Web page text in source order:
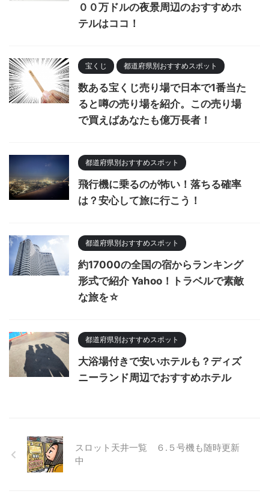
００万ドルの夜景周辺のおすすめホ
テルはココ！
宝くじ 都道府県別おすすめスポット
数ある宝くじ売り場で日本で1番当た
ると噂の売り場を紹介。この売り場
で買えばあなたも億万長者！
都道府県別おすすめスポット
飛行機に乗るのが怖い！落ちる確率
は？安心して旅に行こう！
都道府県別おすすめスポット
約17000の全国の宿からランキング
形式で紹介 Yahoo！トラベルで素敵
な旅を☆
都道府県別おすすめスポット
大浴場付きで安いホテルも？ディズ
ニーランド周辺でおすすめホテル
スロット天井一覧 ６.５号機も随時更新
中